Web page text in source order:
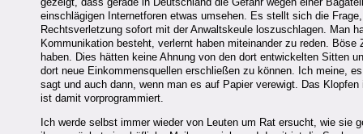
einschlägigen Internetforen etwas umsehen. Es stellt sich die
Rechtsverletzung sofort mit der Anwaltskeule loszuschlagen. Man
Kommunikation besteht, verlernt haben miteinander zu reden.
haben. Dies hätten keine Ahnung von den dort entwickelten Sitten
dort neue Einkommensquellen erschließen zu können. Ich meine,
sagt und auch dann, wenn man es auf Papier verewigt. Das
ist damit vorprogrammiert.
Ich werde selbst immer wieder von Leuten um Rat ersucht, wie sie